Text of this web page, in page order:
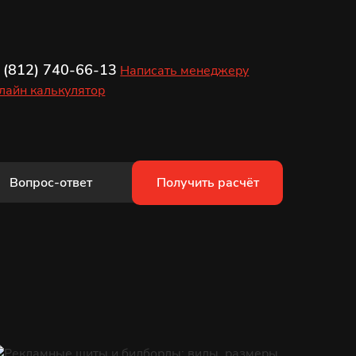
(812) 740-66-13 Написать менеджеру
калькулятор
Вопрос-ответ Получить расчёт